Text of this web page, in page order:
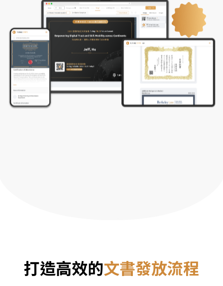
打造高效的文書發放流程